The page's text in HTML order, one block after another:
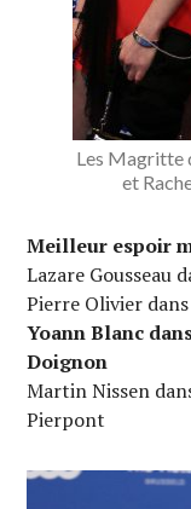
Les Magritte
et
Meilleur espoir
Lazare Gousseau
Pierre Olivier
Yoann Blanc
Doignon
Martin Nissen
Pierpont